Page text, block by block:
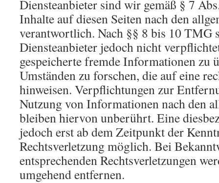
Diensteanbieter sind wir gemäß § 7
Inhalte auf diesen Seiten nach den
verantwortlich. Nach §§ 8 bis 10 TMG
Diensteanbieter jedoch nicht
gespeicherte fremde Informationen zu
Umständen zu forschen, die auf eine
hinweisen. Verpflichtungen zur
Nutzung von Informationen nach den
bleiben hiervon unberührt. Eine
jedoch erst ab dem Zeitpunkt der
Rechtsverletzung möglich. Bei
entsprechenden Rechtsverletzungen
umgehend entfernen.